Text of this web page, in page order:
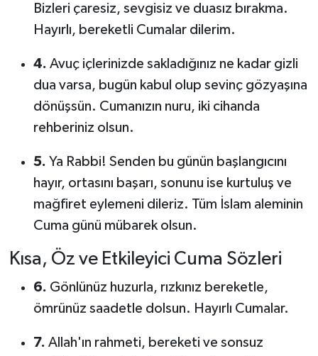
Bizleri çaresiz, sevgisiz ve duasız bırakma.
Hayırlı, bereketli Cumalar dilerim.
4. Avuç içlerinizde sakladığınız ne kadar gizli
dua varsa, bugün kabul olup sevinç gözyaşına
dönüşsün. Cumanızın nuru, iki cihanda
rehberiniz olsun.
5. Ya Rabbi! Senden bu günün başlangıcını
hayır, ortasını başarı, sonunu ise kurtuluş ve
mağfiret eylemeni dileriz. Tüm İslam aleminin
Cuma günü mübarek olsun.
Kısa, Öz ve Etkileyici Cuma Sözleri
6. Gönlünüz huzurla, rızkınız bereketle,
ömrünüz saadetle dolsun. Hayırlı Cumalar.
7. Allah'ın rahmeti, bereketi ve sonsuz